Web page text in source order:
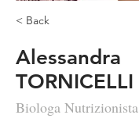
< Back
Alessandra
TORNICELLI
Biologa Nutrizionista